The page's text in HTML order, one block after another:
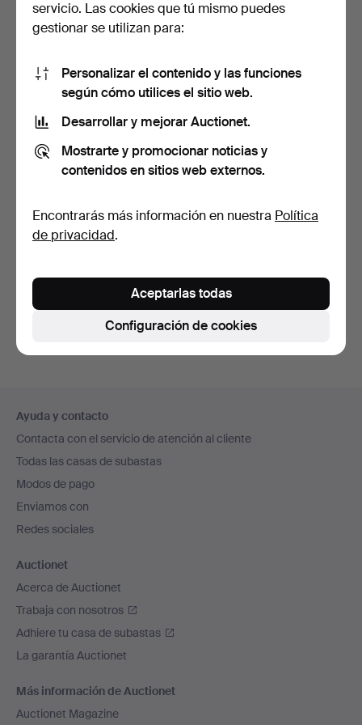
MACETERO DE
PORCELANA, Chateau De
Versaill…
37 USD
También puedes buscar ennuestro archivo de
subastas concluidas.
en
el
pie
de
página
Ayuda y contacto
Contacta con el servicio de atención al cliente
Todas las casas de subastas
Modos de pago
Enviamos con
Redes sociales
Auctionet
Acerca de Auctionet
Trabaja con nosotros
Adhiere tu casa de subastas
La garantía Auctionet
Más información de Auctionet
Auctionet Magazine
servicio. Las cookies que tú mismo puedes
gestionar se utilizan para:
Personalizar el contenido y las funciones
según cómo utilices el sitio web.
Desarrollar y mejorar Auctionet.
Mostrarte y promocionar noticias y
contenidos en sitios web externos.
Encontrarás más información en nuestra Política
de privacidad.
Configuración de cookies
Aceptarlas todas